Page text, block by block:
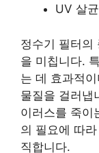
UV 살
정수기 필터의
을 미칩니다.
는 데 효과적
물질을 걸러냅
이러스를 죽이
의 필요에 따
직합니다.